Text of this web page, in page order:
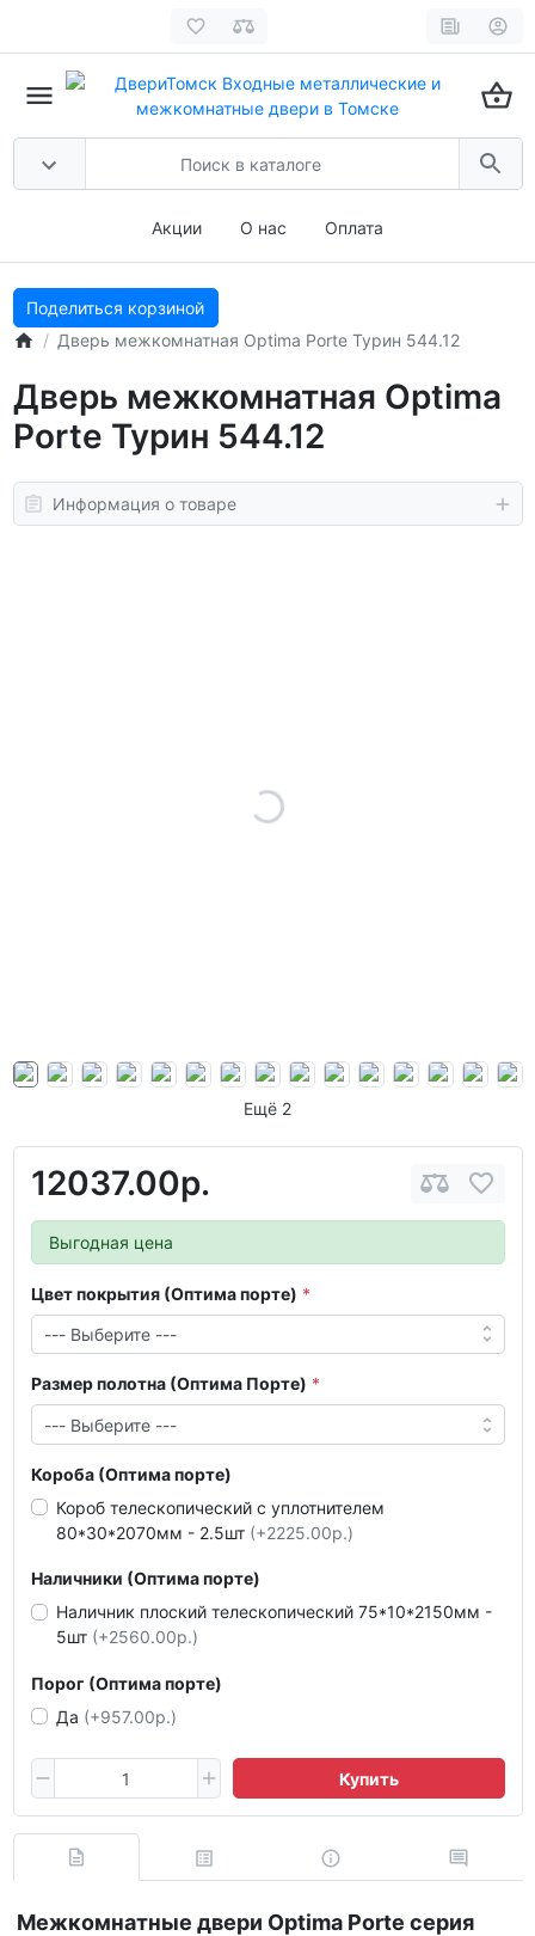
Акции О нас Оплата
Поделиться корзиной
Дверь межкомнатная Optima Porte Турин 544.12
Дверь межкомнатная Optima
Porte Турин 544.12
Информация о товаре
Ещё 2
12037.00р.
Выгодная цена
Цвет покрытия (Оптима порте)
Размер полотна (Оптима Порте)
Короба (Оптима порте)
Короб телескопический с уплотнителем
80*30*2070мм - 2.5шт (+2225.00р.)
Наличники (Оптима порте)
Наличник плоский телескопический 75*10*2150мм -
5шт (+2560.00р.)
Порог (Оптима порте)
Да (+957.00р.)
Купить
Межкомнатные двери Optima Porte серия